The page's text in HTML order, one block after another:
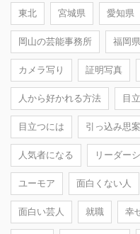
東北 宮城県 愛知県
岡山の芸能事務所 福岡県
カメラ写り 証明写真
人から好かれる方法 目
目立つには 引っ込み思案
人気者になる リーダー
ユーモア 面白くない人
面白い芸人 就職 幸